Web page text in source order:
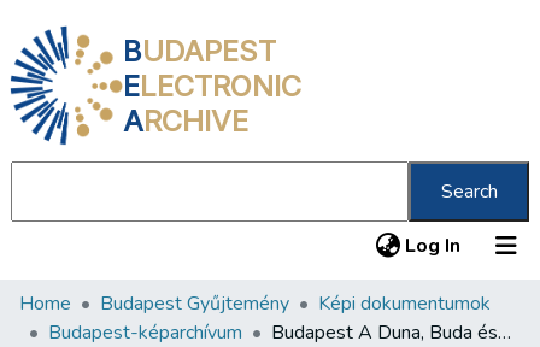
BUDAPEST
ELECTRONIC
ARCHIVE
Search
Log In (current)
Communities & Collections
Home Budapest Gyűjtemény
Képi dokumentumok
Budapest-képarchívum
Budapest A Duna, Buda és Pest között = Die Donau zwischen Ofen u. Pest : levelező-lap